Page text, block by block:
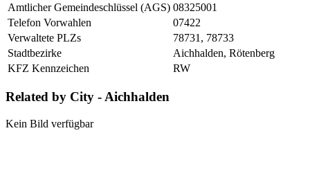
Amtlicher Gemeindeschlüssel (AGS) 08325001
Telefon Vorwahlen
07422
Verwaltete PLZs
78731, 78733
Stadtbezirke
Aichhalden, Rötenberg
KFZ Kennzeichen
RW
Related by City - Aichhalden
Kein Bild verfügbar